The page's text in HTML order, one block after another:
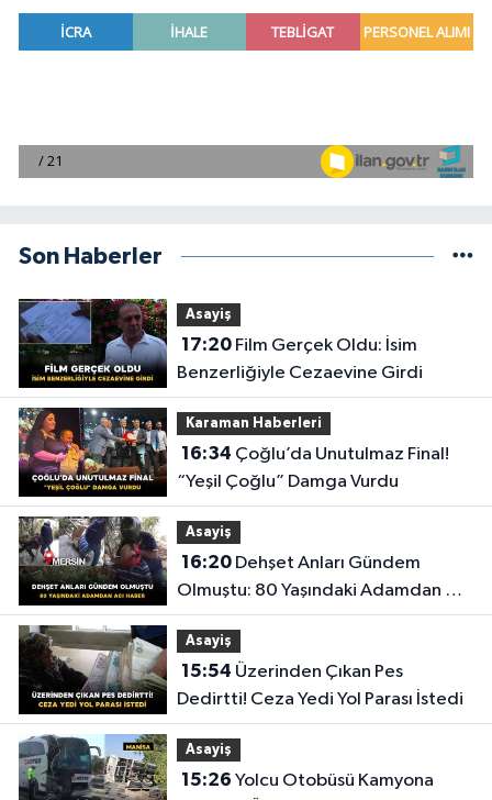
Son Haberler
Asayiş
17:20Film Gerçek Oldu: İsim
Benzerliğiyle Cezaevine Girdi
Karaman Haberleri
16:34
“Yeşil Çoğlu” Damga Vurdu
Asayiş
16:20Dehşet Anları Gündem
Olmuştu: 80 Yaşındaki Adamdan Acı
Haber
Asayiş
15:54
Dedirtti! Ceza Yedi Yol Parası İstedi
Asayiş
15:26